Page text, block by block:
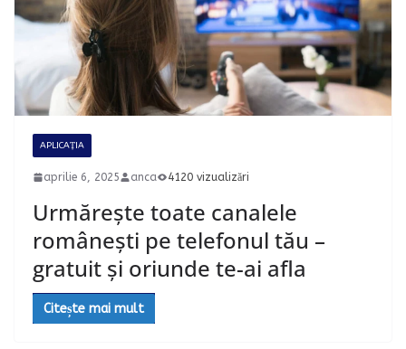
APLICAȚIA
aprilie 6, 2025 anca 4120 vizualizări
Urmărește toate canalele
românești pe telefonul tău –
gratuit și oriunde te-ai afla
Citește mai mult